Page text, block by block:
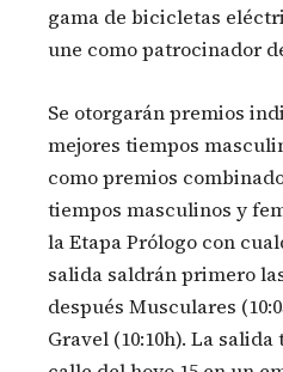
gama de bicicletas
une como patrocinador
Se otorgarán premios
mejores tiempos
como premios
tiempos masculinos y
la Etapa Prólogo con
salida saldrán primero
después Musculares
Gravel (10:10h). La